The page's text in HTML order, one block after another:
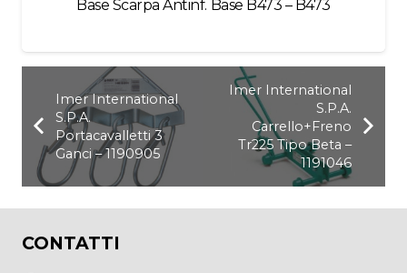
Base Scarpa Antinf. Base B473 – B473
Imer International
S.P.A.
Portacavalletti 3
Ganci – 1190905
Imer International
S.P.A.
Carrello+Freno
Tr225 Tipo Beta –
1191046
CONTATTI